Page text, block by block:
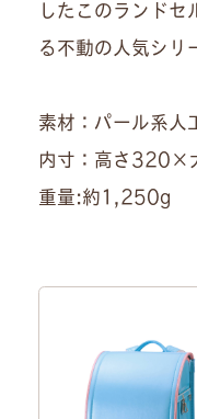
したこのランドセ
る不動の人気シリ
素材：パール系人
内寸：高さ
重量:約1,250g